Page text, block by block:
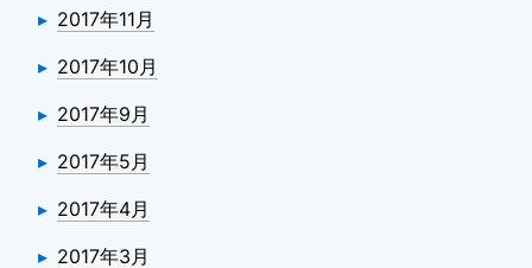
2017年11月
2017年10月
2017年9月
2017年5月
2017年4月
2017年3月